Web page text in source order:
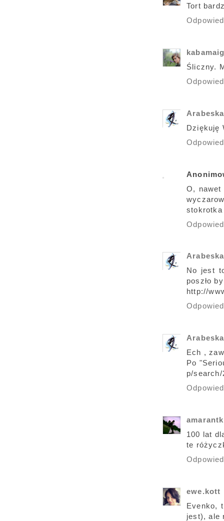
Tort
Śliczny.
Dziękuję
O,
stokrotka
No jest
poszło
http://
Ech ,
Po
p/
100 lat
te
ewe.kott
Evenko,
jest), ale